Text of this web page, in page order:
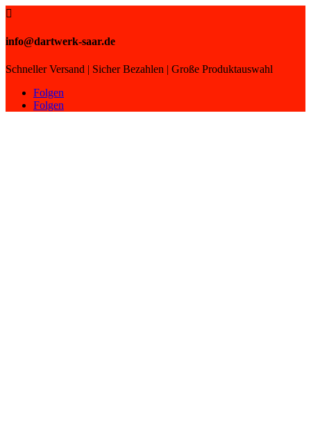

info@dartwerk-saar.de
Schneller Versand | Sicher Bezahlen | Große Produktauswahl
Folgen
Folgen